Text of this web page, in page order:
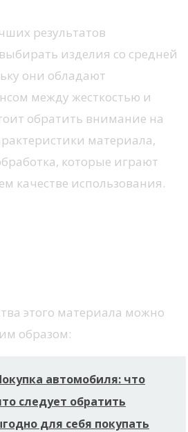
результатов
изделия со средней
они обладают
между жесткостью и
обратить внимание на
материала,
которые играют
качестве использования.
этого материала можно
образом:
автомобиля: что
следует обратить
для себя покупать